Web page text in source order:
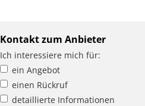
Kontakt zum Anbieter
Ich interessiere mich für:
ein Angebot
einen Rückruf
detaillierte Informationen